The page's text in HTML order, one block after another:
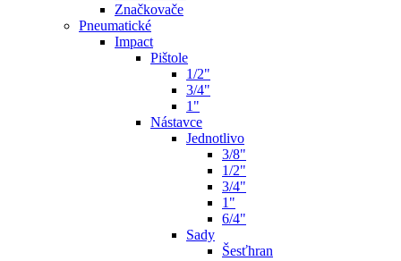
Značkovače
Pneumatické
Impact
Pištole
1/2"
3/4"
1"
Nástavce
Jednotlivo
3/8"
1/2"
3/4"
1"
6/4"
Sady
Šesťhran